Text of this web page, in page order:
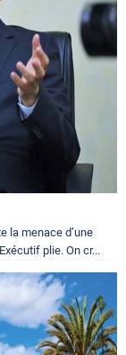
la menace d’une
plie. On cr...